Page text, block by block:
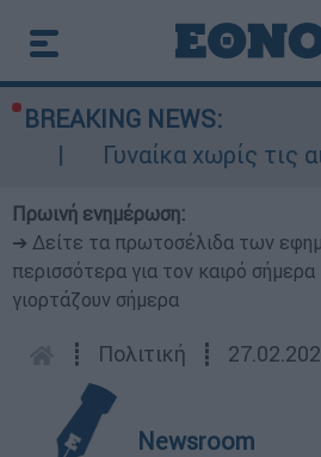
BREAKING NEWS:
Γυναίκα χωρίς τις
Πρωινή ενημέρωση:
➔ Δείτε τα πρωτοσέλιδα των
περισσότερα για τον καιρό σήμερα
γιορτάζουν σήμερα
┋ Πολιτική ┋
Newsroom